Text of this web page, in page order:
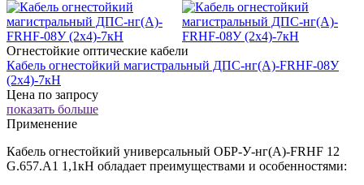
Огнестойкие оптические кабели
Кабель огнестойкий магистральный ДПС-нг(А)-FRHF-08У
(2x4)-7кН
Цена по запросу
показать больше
Применение
Кабель огнестойкий универсальный ОБР-У-нг(A)-FRHF 12
G.657.А1 1,1кН обладает преимуществами и особенностями: